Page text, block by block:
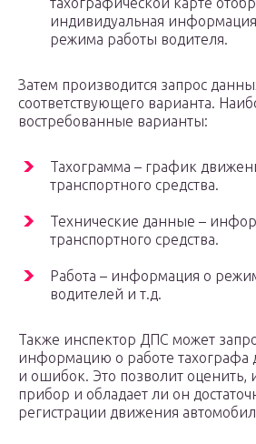
индивидуальная
режима работы водителя.
Затем производится запрос
соответствующего варианта.
востребованные варианты:
Тахограмма – график
транспортного средства.
Технические данные –
транспортного средства.
Работа – информация о
водителей и т.д.
Также инспектор ДПС может
информацию о работе тахографа
и ошибок. Это позволит оценить,
прибор и обладает ли он
регистрации движения